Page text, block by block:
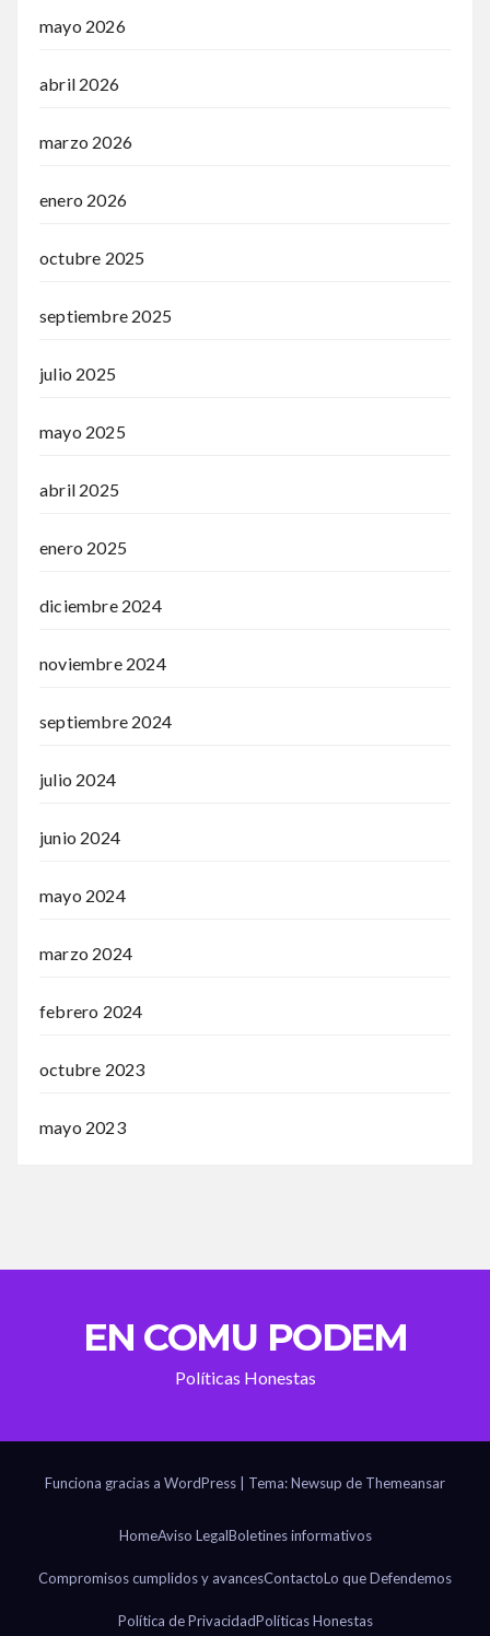
mayo 2026
abril 2026
marzo 2026
enero 2026
octubre 2025
septiembre 2025
julio 2025
mayo 2025
abril 2025
enero 2025
diciembre 2024
noviembre 2024
septiembre 2024
julio 2024
junio 2024
mayo 2024
marzo 2024
febrero 2024
octubre 2023
mayo 2023
EN COMU PODEM
Políticas Honestas
Funciona gracias a WordPress Tema: Newsup de Themeansar
HomeAviso LegalBoletines informativos
Compromisos cumplidos y avancesContactoLo que Defendemos
Política de PrivacidadPolíticas Honestas